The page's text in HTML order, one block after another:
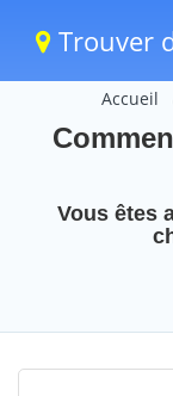
Trouver
Accueil
Vous êtes